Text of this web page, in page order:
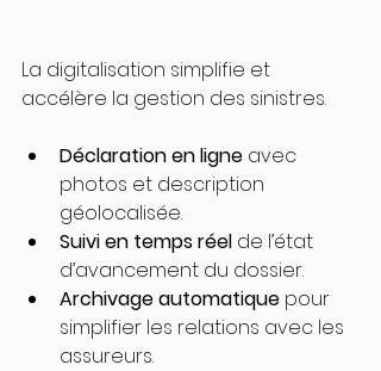
La digitalisation simplifie et
accélère la gestion des sinistres.
Déclaration en ligne avec
photos et description
géolocalisée.
Suivi en temps réel de l’état
d’avancement du dossier.
Archivage automatique pour
simplifier les relations avec les
assureurs.